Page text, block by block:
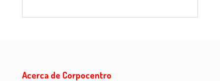
Acerca de Corpocentro